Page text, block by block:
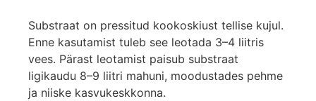
Substraat on pressitud kookoskiust tellise kujul.
Enne kasutamist tuleb see leotada 3–4 liitris
vees. Pärast leotamist paisub substraat
ligikaudu 8–9 liitri mahuni, moodustades pehme
ja niiske kasvukeskkonna.